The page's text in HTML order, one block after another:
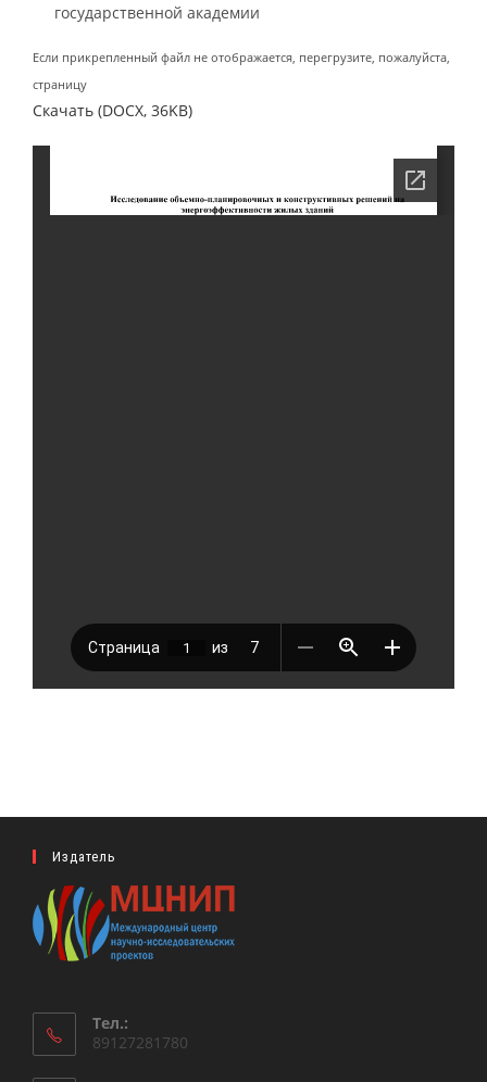
государственной академии
Если прикрепленный файл не отображается, перегрузите, пожалуйста,
страницу
Скачать (DOCX, 36KB)
Издатель
Тел.:
89127281780